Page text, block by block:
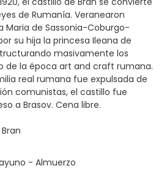
de Rumanía. Veranearon
de Sassonia-Coburgo-
su hija la princesa Ileana de
masivamente los
de la época art and craft rumana.
real rumana fue expulsada de
comunistas, el castillo fue
a Brasov. Cena libre.
- Almuerzo